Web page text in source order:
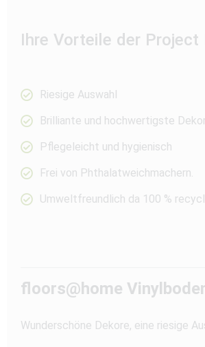
Ihre Vorteile der
Riesige Auswahl
Brilliante und hochwertigste
Pflegeleicht und hygienisch
Frei von Phthalatweichmachern.
Umweltfreundlich da 100 %
floors@home
Wunderschöne Dekore, eine riesige